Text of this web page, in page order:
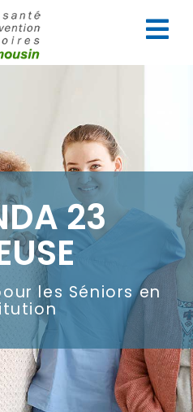
23
les Séniors en